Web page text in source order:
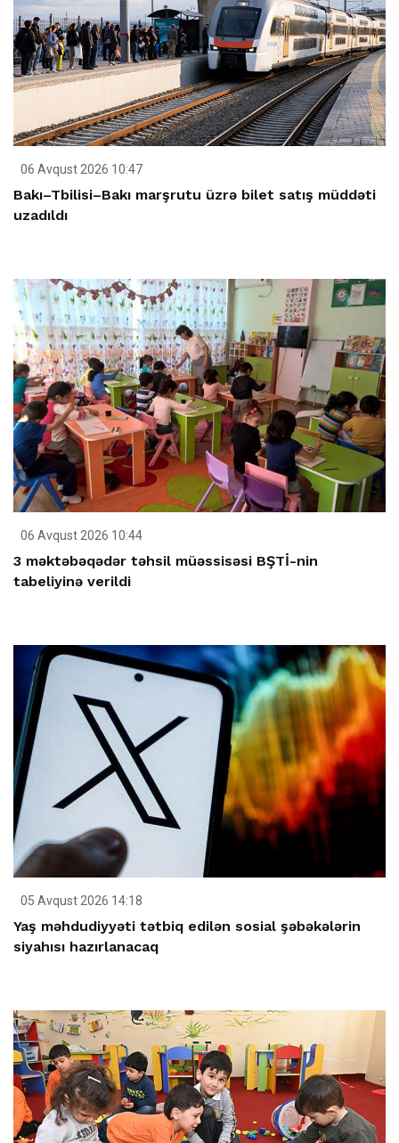
06 Avqust 2026 10:47
Bakı–Tbilisi–Bakı marşrutu üzrə bilet satış müddəti
uzadıldı
06 Avqust 2026 10:44
3 məktəbəqədər təhsil müəssisəsi BŞTİ-nin
tabeliyinə verildi
05 Avqust 2026 14:18
Yaş məhdudiyyəti tətbiq edilən sosial şəbəkələrin
siyahısı hazırlanacaq